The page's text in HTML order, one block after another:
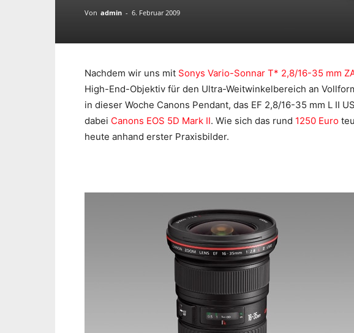
Von admin - 6. Februar 2009
Nachdem wir uns mit Sonys Vario-Sonnar T* 2,8/16-35 mm
High-End-Objektiv für den Ultra-Weitwinkelbereich an
in dieser Woche Canons Pendant, das EF 2,8/16-35 mm L II
dabei Canons EOS 5D Mark II. Wie sich das rund 1250 Euro
heute anhand erster Praxisbilder.